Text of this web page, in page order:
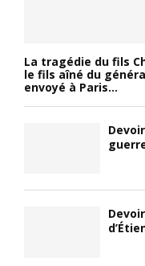
La tragédie du fils
le fils aîné du
envoyé à Paris...